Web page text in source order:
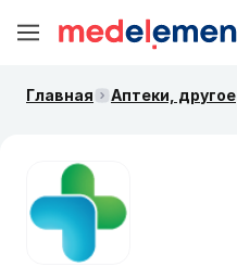
Главная Аптеки, другое